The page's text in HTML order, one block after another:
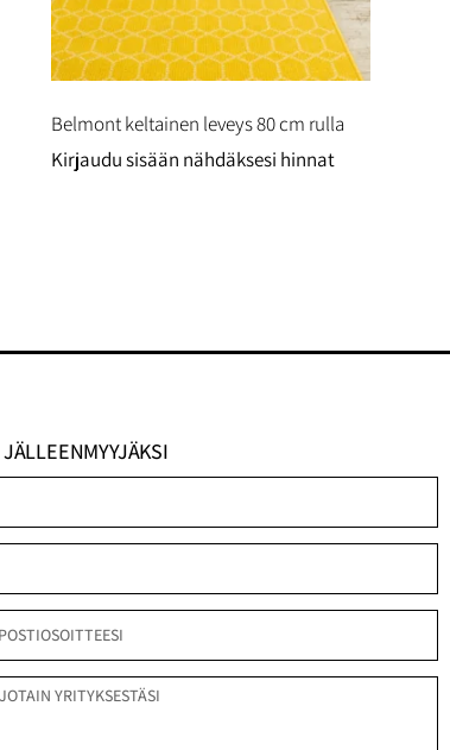
Belmont keltainen leveys 80 cm rulla
Kirjaudu sisään nähdäksesi hinnat